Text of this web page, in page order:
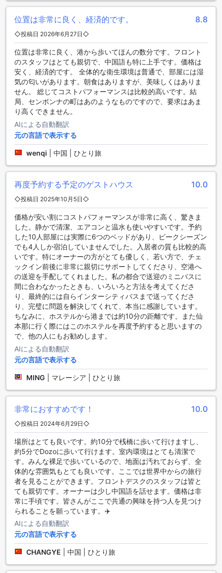
アイランド バックパッカーズのスポーツ施設：海のアクティ
アイランド バックパッカーズでは、センポルナの美しい海を
舞台に、釣りやダイビング、シュノーケリングといった多彩
なスポーツ施設を提供しています。特に、釣り愛好者にはた
まらない環境が整っており、周囲の豊かな海洋生物を楽しみ
ながら、リラックスしたひとときを過ごすことができます。
釣りのための道具も完備されているため、手ぶらで訪れても
すぐにアクティビティを楽しむことができます。
また、ダイビングやシュノーケリングも大人気です。透明度
の高い海でのダイビングは、色とりどりの熱帯魚や美しいサ
ンゴ礁を間近で見ることができ、忘れられない体験となるこ
とでしょう。初心者から上級者まで楽しめるプログラムが用
意されており、インストラクターによる丁寧な指導も受けら
れるため、安心して挑戦できます。アイランド バックパッカ
ときをお過ごしください。
アイランド バックパッカーズの便利な施設
アイランド バックパッカーズでは、快適な滞在をサポートす
るために多彩な便利な施設を提供しています。まず、全客室
で無料のWi-Fiが利用できるため、インターネット接続を気に
せず、旅行の計画や大切な連絡をスムーズに行うことができ
ます。また、公共エリアにもWi-Fiが完備されているため、共
用スペースでリラックスしながらも、オンラインでの情報収
集が可能です。
さらに、毎日のハウスキーピングサービスがあり、清潔で快
適な環境が保たれています。ランドリーサービスやドライク
リーニングも利用できるため、長期滞在の方やアクティブな
旅行者にも便利です。加えて、コンシェルジュサービスがあ
り、観光情報やアクティビティの手配を手伝ってくれるの
で、初めてのセンポルナでも安心して楽しむことができま
す。喫煙エリアも設けられており、喫煙者にも配慮された施
設です。
アイランド バックパッカーズの交通施設
アイランド バックパッカーズでは、訪れるゲストの利便性を
考慮した充実した交通施設を提供しています。空港からの移
動がスムーズに行える空港送迎サービスを利用すれば、到着
後すぐにリラックスした時間を過ごすことができます。事前
に予約をすることで、安心してセンポルナに到着することが
できるでしょう。
また、ホテルには専用の駐車場も完備されており、自家用車
での訪問を希望するゲストにも対応しています。さらに、シ
ャトルサービスやタクシーサービスも利用可能で、周辺の観
光地へのアクセスが非常に便利です。これらの交通手段を利
用することで、センポルナの魅力を存分に楽しむことができ
るでしょう。
アイランド バックパッカーズの客室設備
アイランド バックパッカーズでは、快適な滞在をお約束する
ために、充実した客室設備を取り揃えています。全室にはエ
アコンが完備されており、マレーシアの暑い気候でも涼しく
過ごすことができます。さらに、清潔感あふれるリネン類も
位置は非常に良く、経済的です。 8.8
◇投稿日 2026年6月27日◇
位置は非常に良く、港から歩いてほんの数分です。フロント
のスタッフはとても親切で、中国語も特に上手です。価格は
安く、経済的です。 全体的な衛生環境は普通で、部屋には湿
気の匂いがあります。朝食はありますが、美味しくはありま
せん。 総じてコストパフォーマンスは比較的高いです。結
局、センボンナの町はあのようなものですので、要求はあま
り高くできません。
AIによる自動翻訳
元の言語で表示する
wenqi 中国 | ひとり旅
再度予約する予定のゲストハウス 10.0
◇投稿日 2025年10月5日◇
価格が安い割にコストパフォーマンスが非常に高く、驚きま
した。静かで清潔、エアコンと温水も使いやすいです。予約
した10人部屋には実際に6つのベッドがあり、ピークシーズン
でも4人しか宿泊していませんでした。入居者の質も比較的高
いです。特にオーナーの方がとても優しく、若い方で、チェ
ックイン前後に非常に親切にサポートしてくださり、空港へ
の送迎を手配してくれました。私の都合で送迎のミニバスに
間に合わなかったときも、いろいろと方法を考えてくださ
り、最終的には自らインターシティバスまで送ってくださ
り、完璧に問題を解決してくれて、本当に感謝しています。
ちなみに、ホステルから港までは約10分の距離です。また仙
本那に行く際にはこのホステルを再度予約すると思いますの
で、他の人にもお勧めします。
AIによる自動翻訳
元の言語で表示する
MING マレーシア | ひとり旅
非常におすすめです！ 10.0
◇投稿日 2024年6月29日◇
場所はとても良いです。約10分で桟橋に歩いて行けますし、
約5分でDozoに歩いて行けます。室内環境はとても清潔で
す。みんな裸足で歩いているので、地面は汚れておらず、全
体的な雰囲気もとても良いです。ここでは世界中からの旅行
者を見ることができます。フロントデスクのスタッフは皆と
ても親切です。オーナーは少し中国語を話せます。価格は非
常に手頃です。皆さんがここで共通の興味を持つ人を見つけ
られることを願っています。✈️
AIによる自動翻訳
元の言語で表示する
CHANGYE 中国 | ひとり旅